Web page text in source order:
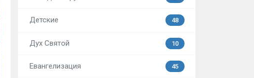
Детские 48
Дух Святой 10
Евангелизация 45